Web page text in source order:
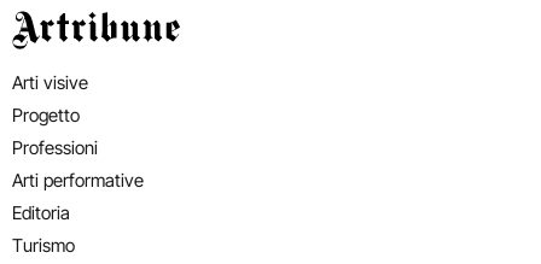
Artribune
Arti visive
Progetto
Professioni
Arti performative
Editoria
Turismo